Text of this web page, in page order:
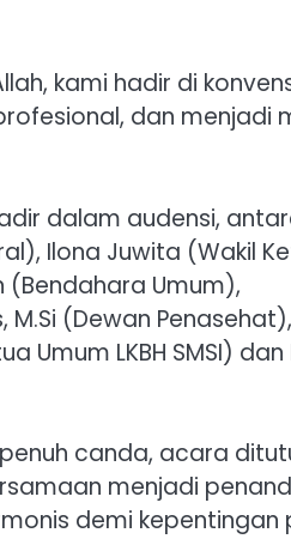
kami hadir di
dan menjadi
dalam audensi,
Ilona Juwita (Wakil
(Bendahara Umum),
M.Si (Dewan
Umum LKBH SMSI)
canda, acara
menjadi
demi kepentingan